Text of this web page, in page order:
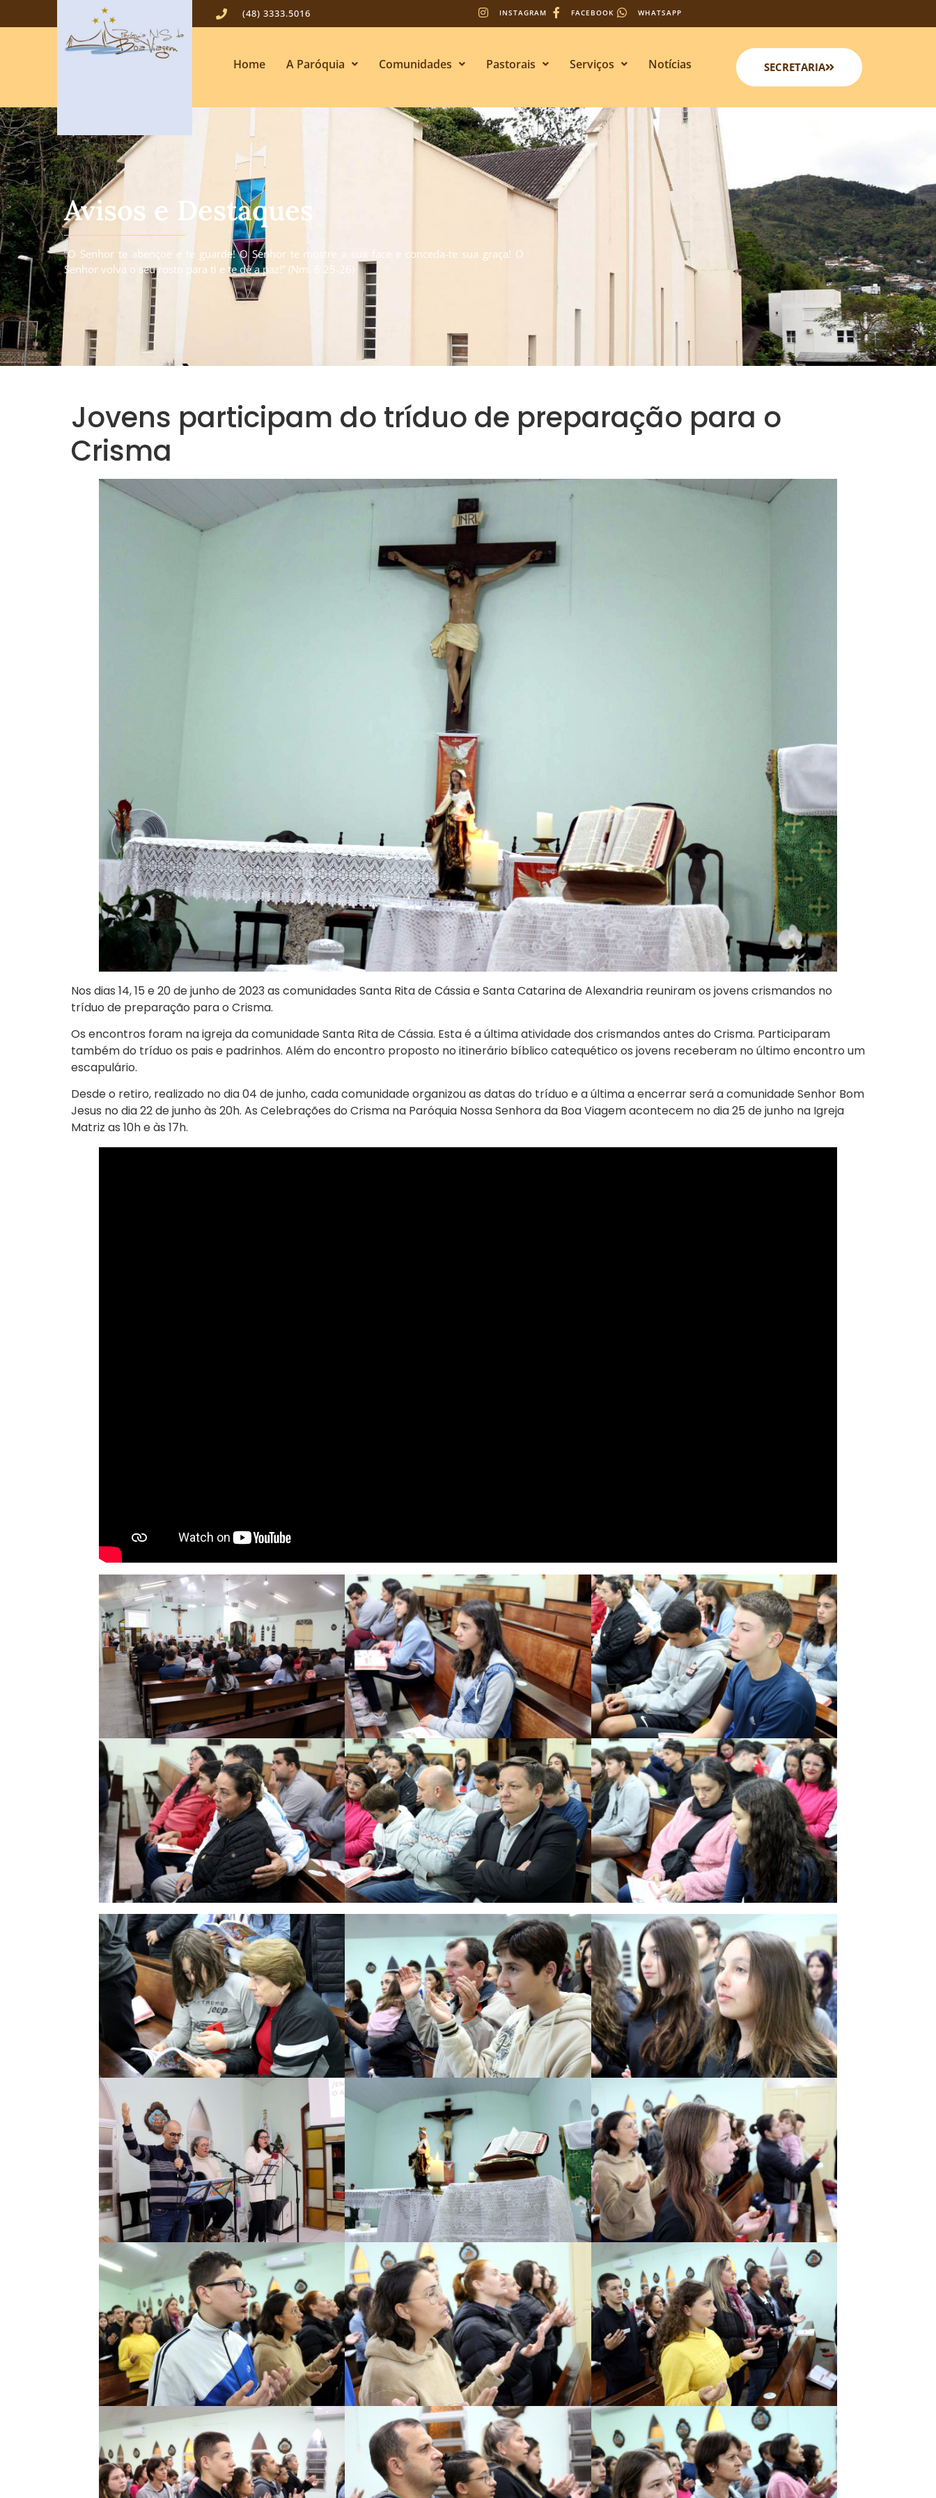
(48) 3333.5016 INSTAGRAM FACEBOOK WHATSAPP
Home A Paróquia Comunidades Pastorais Serviços Notícias SECRETARIA
Avisos e Destaques
“O Senhor te abençoe e te guarde! O Senhor te mostre a sua face e conceda-te sua graça! O
Senhor volva o seu rosto para ti e te dê a paz!” (Nm. 6 25-26)
Jovens participam do tríduo de preparação para o
Crisma
Nos dias 14, 15 e 20 de junho de 2023 as comunidades Santa Rita de Cássia e Santa Catarina de Alexandria reuniram os jovens crismandos no
tríduo de preparação para o Crisma.
Os encontros foram na igreja da comunidade Santa Rita de Cássia. Esta é a última atividade dos crismandos antes do Crisma. Participaram
também do tríduo os pais e padrinhos. Além do encontro proposto no itinerário bíblico catequético os jovens receberam no último encontro um
escapulário.
Desde o retiro, realizado no dia 04 de junho, cada comunidade organizou as datas do tríduo e a última a encerrar será a comunidade Senhor Bom
Jesus no dia 22 de junho às 20h. As Celebrações do Crisma na Paróquia Nossa Senhora da Boa Viagem acontecem no dia 25 de junho na Igreja
Matriz as 10h e às 17h.